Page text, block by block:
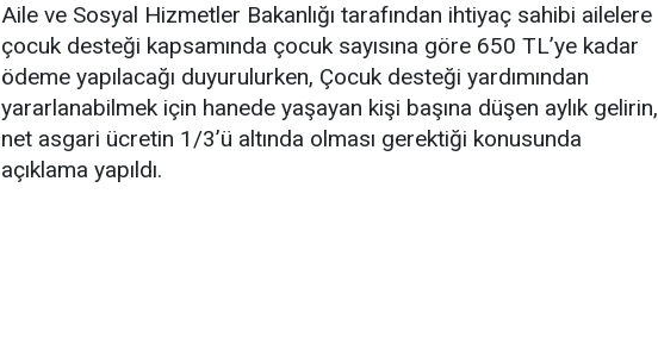
Aile ve Sosyal Hizmetler Bakanlığı tarafından ihtiyaç sahibi ailelere
çocuk desteği kapsamında çocuk sayısına göre 650 TL’ye kadar
ödeme yapılacağı duyurulurken, Çocuk desteği yardımından
yararlanabilmek için hanede yaşayan kişi başına düşen aylık gelirin,
net asgari ücretin 1/3’ü altında olması gerektiği konusunda
açıklama yapıldı.